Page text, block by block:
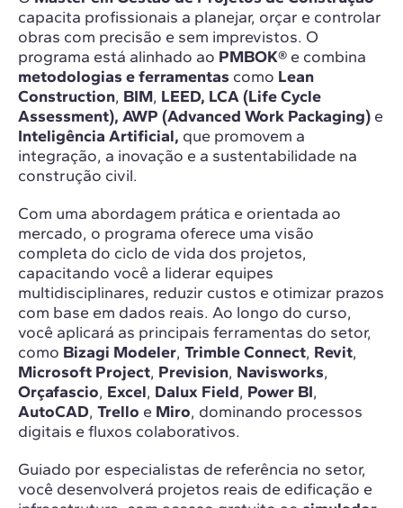
capacita profissionais a planejar, orçar e controlar
obras com precisão e sem imprevistos. O
programa está alinhado ao PMBOK® e combina
metodologias e ferramentas como Lean
Construction, BIM, LEED, LCA (Life Cycle
Assessment), AWP (Advanced Work Packaging) e
Inteligência Artificial, que promovem a
integração, a inovação e a sustentabilidade na
construção civil.
Com uma abordagem prática e orientada ao
mercado, o programa oferece uma visão
completa do ciclo de vida dos projetos,
capacitando você a liderar equipes
multidisciplinares, reduzir custos e otimizar prazos
com base em dados reais. Ao longo do curso,
você aplicará as principais ferramentas do setor,
como Bizagi Modeler, Trimble Connect, Revit,
Microsoft Project, Prevision, Navisworks,
Orçafascio, Excel, Dalux Field, Power BI,
AutoCAD, Trello e Miro, dominando processos
digitais e fluxos colaborativos.
Guiado por especialistas de referência no setor,
você desenvolverá projetos reais de edificação e